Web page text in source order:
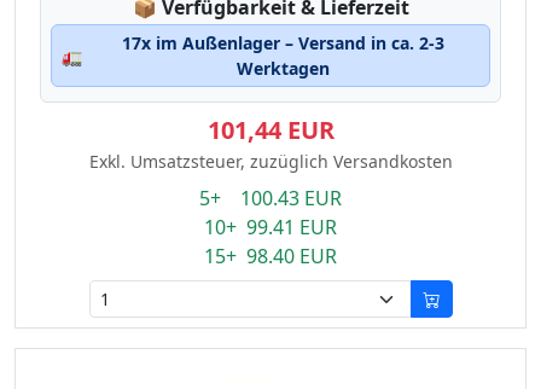
📦 Lagerstatus:
Verfügbarkeit & Lieferzeit
🚛
17x im Außenlager – Versand in ca. 2-3
Werktagen
101,44 EUR
Exkl. Umsatzsteuer, zuzüglich Versandkosten
5+ 100.43 EUR
10+ 99.41 EUR
15+ 98.40 EUR